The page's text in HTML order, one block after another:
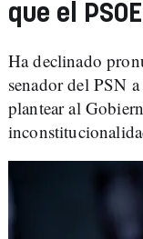
que el
Ha declinado
senador del PSN
plantear al